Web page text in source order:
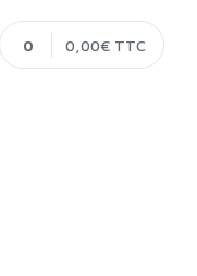
0 0,00€ TTC